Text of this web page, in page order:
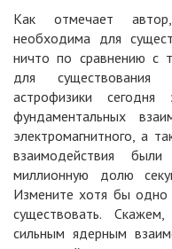
Как отмечает
необходима для
ничто по сравнению с
для существования
астрофизики
фундаментальных
электромагнитного, а
взаимодействия
миллионную долю
Измените хотя бы одно
существовать.
сильным ядерным